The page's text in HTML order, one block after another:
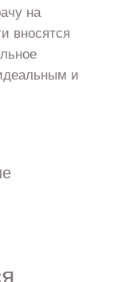
на
вносятся
и